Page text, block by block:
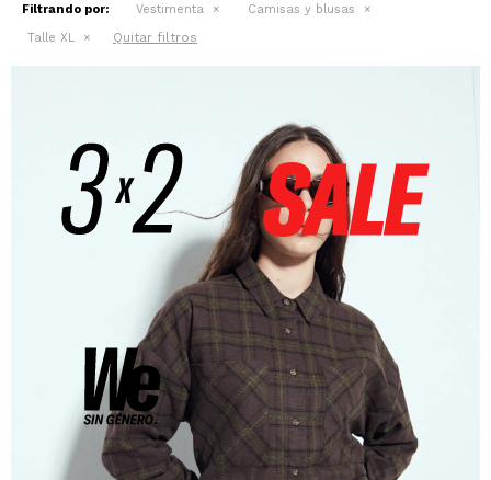
Filtrando por: Vestimenta
Camisas y blusas
Talle XL
Quitar filtros